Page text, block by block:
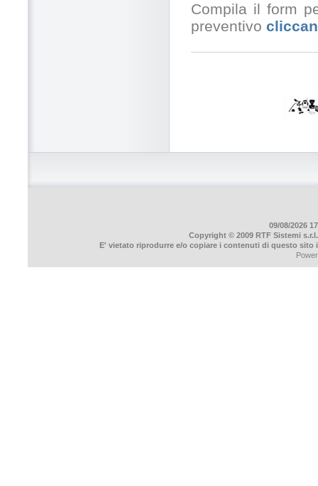
Compila il form
preventivo
09/08/2026
Copyright © 2009 RTF Sistemi
E' vietato riprodurre e/o copiare i contenuti di questo